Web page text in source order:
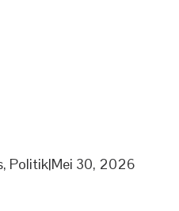
Politik|Mei 30, 2026